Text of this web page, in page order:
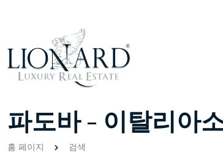
파도바 - 이탈리아
홈 페이지 검색